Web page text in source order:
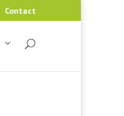
Contact